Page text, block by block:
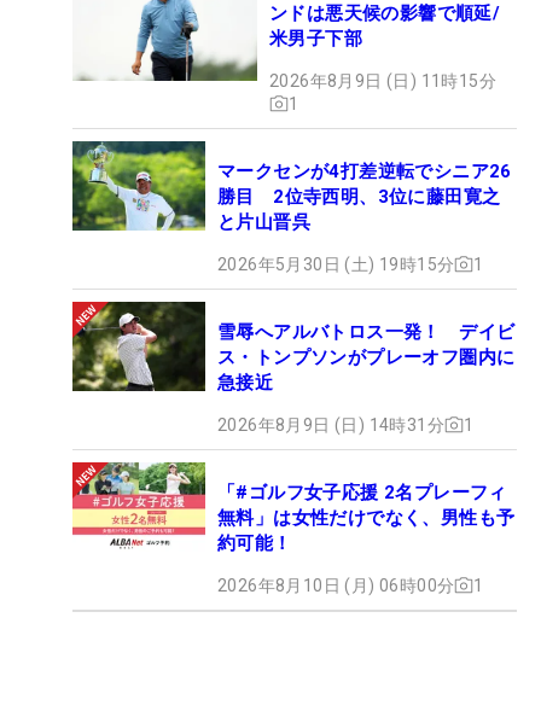
ンドは悪天候の影響で順延/
米男子下部
2026年8月9日 (日) 11時15分
1
マークセンが4打差逆転でシニア26
勝目 2位寺西明、3位に藤田寛之
と片山晋呉
2026年5月30日 (土) 19時15分 1
雪辱へアルバトロス一発！ デイビ
ス・トンプソンがプレーオフ圏内に
急接近
2026年8月9日 (日) 14時31分 1
「#ゴルフ女子応援 2名プレーフィ
無料」は女性だけでなく、男性も予
約可能！
2026年8月10日 (月) 06時00分 1